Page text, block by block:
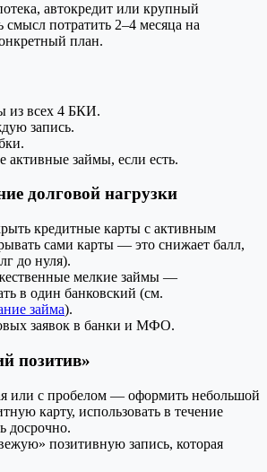
автокредит или крупный
потратить 2–4 месяца на
план.
из всех 4 БКИ.
запись.
активные займы, если есть.
долговой нагрузки
кредитные карты с активным
сами карты — это снижает балл,
до нуля).
мелкие займы —
в один банковский (см.
займа).
заявок в банки и МФО.
позитив»
или с пробелом — оформить небольшой
карту, использовать в течение
досрочно.
позитивную запись, которая